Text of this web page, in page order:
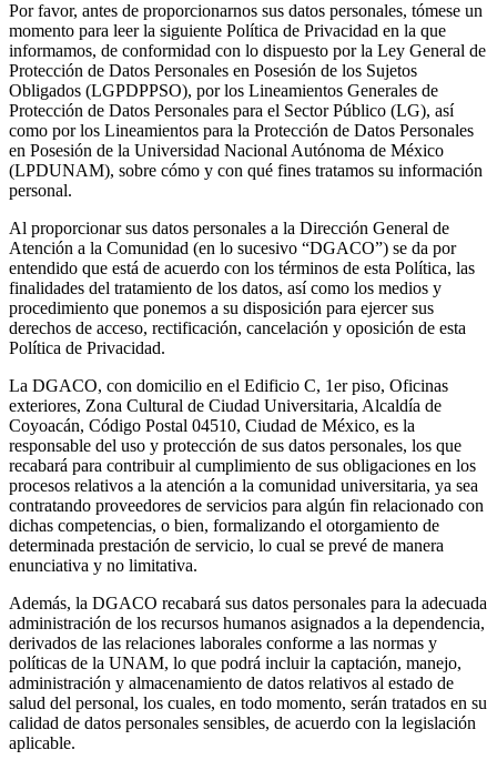
Por favor, antes de proporcionarnos sus datos personales, tómese un
momento para leer la siguiente Política de Privacidad en la que
informamos, de conformidad con lo dispuesto por la Ley General de
Protección de Datos Personales en Posesión de los Sujetos
Obligados (LGPDPPSO), por los Lineamientos Generales de
Protección de Datos Personales para el Sector Público (LG), así
como por los Lineamientos para la Protección de Datos Personales
en Posesión de la Universidad Nacional Autónoma de México
(LPDUNAM), sobre cómo y con qué fines tratamos su información
personal.
Al proporcionar sus datos personales a la Dirección General de
Atención a la Comunidad (en lo sucesivo “DGACO”) se da por
entendido que está de acuerdo con los términos de esta Política, las
finalidades del tratamiento de los datos, así como los medios y
procedimiento que ponemos a su disposición para ejercer sus
derechos de acceso, rectificación, cancelación y oposición de esta
Política de Privacidad.
La DGACO, con domicilio en el Edificio C, 1er piso, Oficinas
exteriores, Zona Cultural de Ciudad Universitaria, Alcaldía de
Coyoacán, Código Postal 04510, Ciudad de México, es la
responsable del uso y protección de sus datos personales, los que
recabará para contribuir al cumplimiento de sus obligaciones en los
procesos relativos a la atención a la comunidad universitaria, ya sea
contratando proveedores de servicios para algún fin relacionado con
dichas competencias, o bien, formalizando el otorgamiento de
determinada prestación de servicio, lo cual se prevé de manera
enunciativa y no limitativa.
Además, la DGACO recabará sus datos personales para la adecuada
administración de los recursos humanos asignados a la dependencia,
derivados de las relaciones laborales conforme a las normas y
políticas de la UNAM, lo que podrá incluir la captación, manejo,
administración y almacenamiento de datos relativos al estado de
salud del personal, los cuales, en todo momento, serán tratados en su
calidad de datos personales sensibles, de acuerdo con la legislación
aplicable.